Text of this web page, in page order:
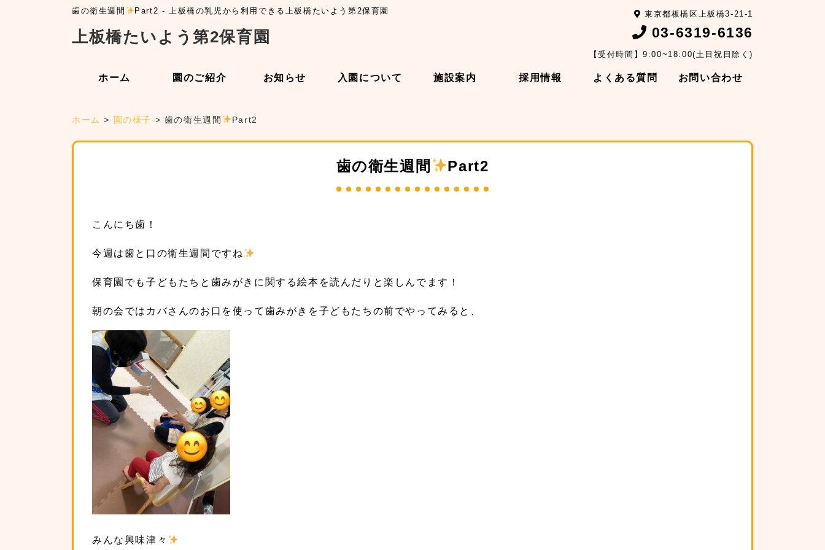
歯の衛生週間 Part2 - 上板橋の乳児から利用できる上板橋たいよう第2保育園
上板橋たいよう第2保育園
東京都板橋区上板橋3-21-1
03-6319-6136
【受付時間】9:00~18:00(土日祝日除く)
ホーム 園のご紹介 お知らせ 入園について 施設案内 採用情報 よくある質問 お問い合わせ
ホーム > 園の様子 > 歯の衛生週間 Part2
歯の衛生週間 Part2
こんにち歯！
今週は歯と口の衛生週間ですね
保育園でも子どもたちと歯みがきに関する絵本を読んだりと楽しんでます！
朝の会ではカバさんのお口を使って歯みがきを子どもたちの前でやってみると、
みんな興味津々